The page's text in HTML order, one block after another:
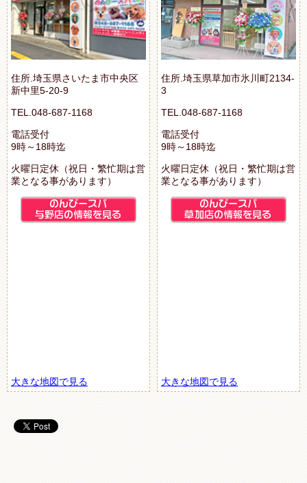
住所.埼玉県さいたま市中央区
新中里5-20-9
TEL.048-687-1168
電話受付
9時～18時迄
火曜日定休（祝日・繁忙期は営
業となる事があります）
大きな地図で見る
住所.埼玉県草加市氷川町2134-
3
TEL.048-687-1168
電話受付
9時～18時迄
火曜日定休（祝日・繁忙期は営
業となる事があります）
大きな地図で見る